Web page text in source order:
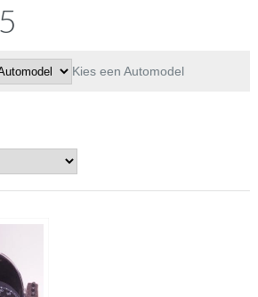
Kies een Automodel